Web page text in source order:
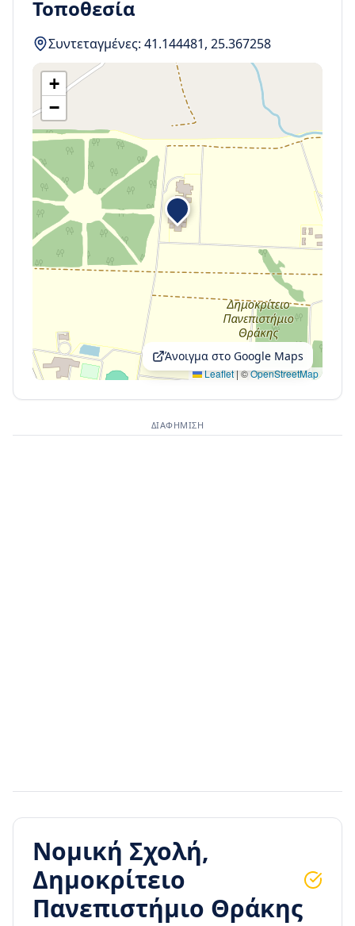
Τοποθεσία
Συντεταγμένες: 41.144481, 25.367258
+
−
Leaflet|©OpenStreetMap
Άνοιγμα στο Google Maps
ΔΙΑΦΉΜΙΣΗ
Νομική Σχολή,
Δημοκρίτειο
Πανεπιστήμιο Θράκης